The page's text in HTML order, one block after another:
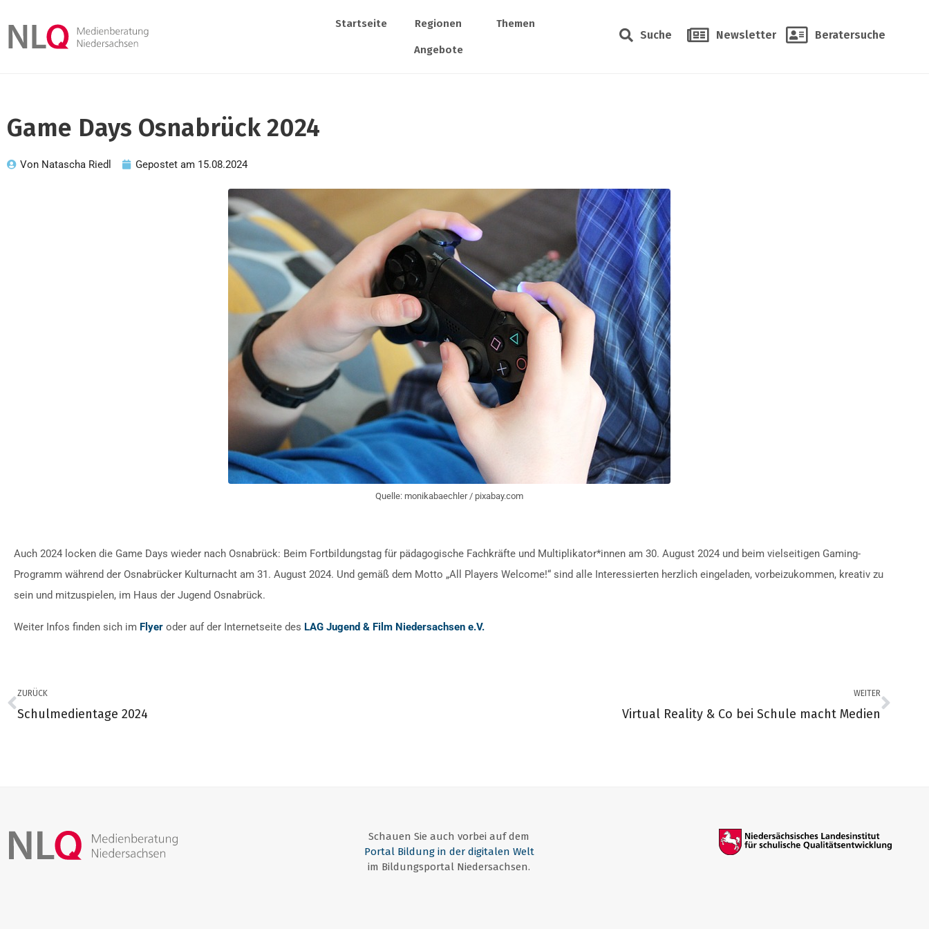
Startseite Regionen Themen
Angebote
Suche Newsletter Beratersuche
Game Days Osnabrück 2024
Von Natascha Riedl Gepostet am 15.08.2024
Quelle: monikabaechler / pixabay.com
Auch 2024 locken die Game Days wieder nach Osnabrück: Beim Fortbildungstag für pädagogische Fachkräfte und Multiplikator*innen am 30. August 2024 und beim vielseitigen Gaming-
Programm während der Osnabrücker Kulturnacht am 31. August 2024. Und gemäß dem Motto „All Players Welcome!“ sind alle Interessierten herzlich eingeladen, vorbeizukommen, kreativ zu
sein und mitzuspielen, im Haus der Jugend Osnabrück.
Weiter Infos finden sich im Flyer oder auf der Internetseite des LAG Jugend & Film Niedersachsen e.V.
ZURÜCK
Schulmedientage 2024
WEITER
Virtual Reality & Co bei Schule macht Medien
Schauen Sie auch vorbei auf dem
Portal Bildung in der digitalen Welt
im Bildungsportal Niedersachsen.